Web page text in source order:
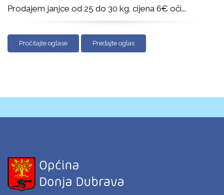
Prodajem janjce od 25 do 30 kg. cijena 6€ oči...
Pročitajte oglase Predajte oglas